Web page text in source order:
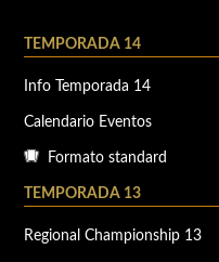
TEMPORADA 14
Info Temporada 14
Calendario Eventos
Formato standard
TEMPORADA 13
Regional Championship 13